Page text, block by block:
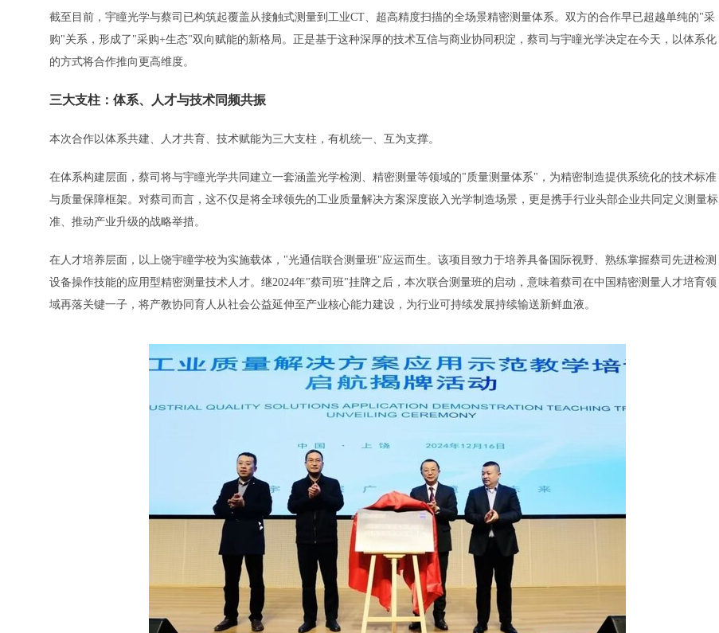
截至目前，宇瞳光学与蔡司已构筑起覆盖从接触式测量到工业CT、超高精度扫描的全场景精密测量体系。双方的合作早已超越单纯的"采
购"关系，形成了"采购+生态"双向赋能的新格局。正是基于这种深厚的技术互信与商业协同积淀，蔡司与宇瞳光学决定在今天，以体系化
的方式将合作推向更高维度。
三大支柱：体系、人才与技术同频共振
本次合作以体系共建、人才共育、技术赋能为三大支柱，有机统一、互为支撑。
在体系构建层面，蔡司将与宇瞳光学共同建立一套涵盖光学检测、精密测量等领域的"质量测量体系"，为精密制造提供系统化的技术标准
与质量保障框架。对蔡司而言，这不仅是将全球领先的工业质量解决方案深度嵌入光学制造场景，更是携手行业头部企业共同定义测量标
准、推动产业升级的战略举措。
在人才培养层面，以上饶宇瞳学校为实施载体，"光通信联合测量班"应运而生。该项目致力于培养具备国际视野、熟练掌握蔡司先进检测
设备操作技能的应用型精密测量技术人才。继2024年"蔡司班"挂牌之后，本次联合测量班的启动，意味着蔡司在中国精密测量人才培育领
域再落关键一子，将产教协同育人从社会公益延伸至产业核心能力建设，为行业可持续发展持续输送新鲜血液。